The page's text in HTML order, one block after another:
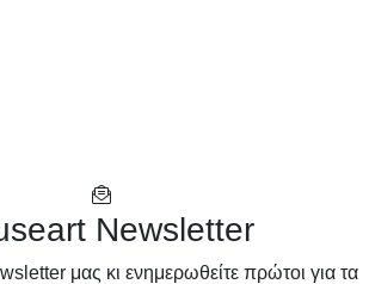
Newsletter
μας κι ενημερωθείτε πρώτοι για τα